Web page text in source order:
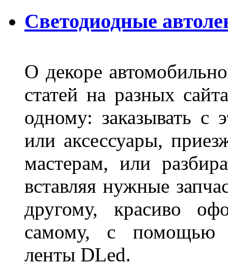
Светодиодные
О декоре
статей на разных
одному: заказывать с
или аксессуары,
мастерам, или
вставляя нужные
другому, красиво
самому, с помощью
ленты DLed.